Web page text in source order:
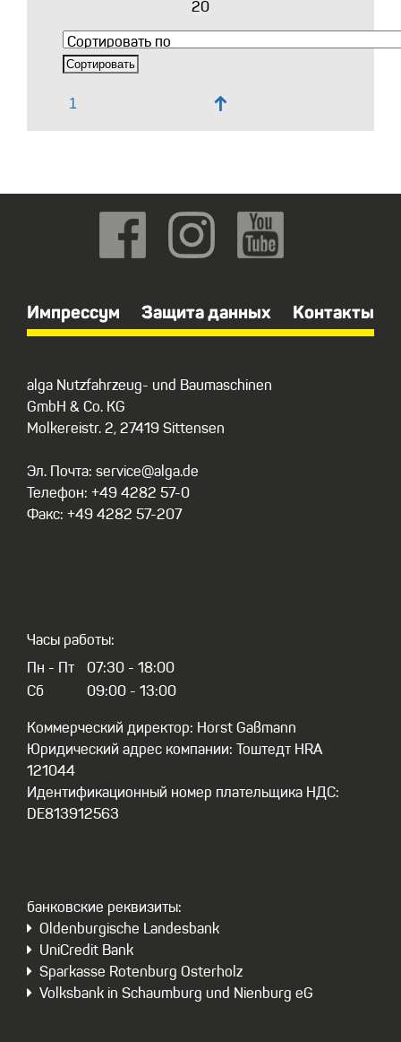
20
↑
Импрессум Защита данных Контакты
alga Nutzfahrzeug- und Baumaschinen
GmbH & Co. KG
Molkereistr. 2, 27419 Sittensen
Эл. Почта: service@alga.de
Телефон: +49 4282 57-0
Факс: +49 4282 57-207
Часы работы:
Пн - Пт
Сб
07:30 - 18:00
09:00 - 13:00
Коммерческий директор: Horst Gaßmann
Юридический адрес компании: Тоштедт HRA
121044
Идентификационный номер плательщика НДС:
DE813912563
бaнковские реквизиты:
Oldenburgische Landesbank
UniCredit Bank
Sparkasse Rotenburg Osterholz
Volksbank in Schaumburg und Nienburg eG